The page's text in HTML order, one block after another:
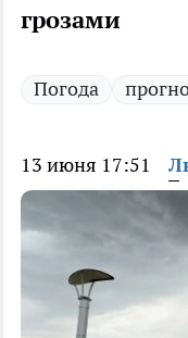
грозами
Погода
13 июня 17:51